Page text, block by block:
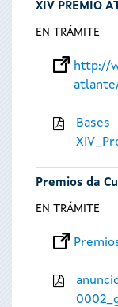
XIV PREMIO
EN TRÁMITE
http://
Bases
Premios da
EN TRÁMITE